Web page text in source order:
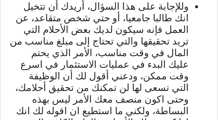
وللإجابة على هذا السؤال، أريدك أن تتخيل
انك طالبا جامعيا، أو حتي شخص متقاعد، عن
العمل فإنه سيكون لديك بعض الأحلام التي
تريد تحقيقها والتي تحتاج إلى مبلغ مناسب من
المال في وقت مناسب، الأمر الذي يحتم
عليك البدء في عمليات الاستثمار في اسرع
وقت ممكن، ودعني أقول لك أن الوظيفة
التي تسعى لها لن تمكنك من تحقيق أحلامك،
وحتى اكون منصف معك الأمر ليس بهذه
البساطة، ولكني ما استطيع ان اقوله لك انك